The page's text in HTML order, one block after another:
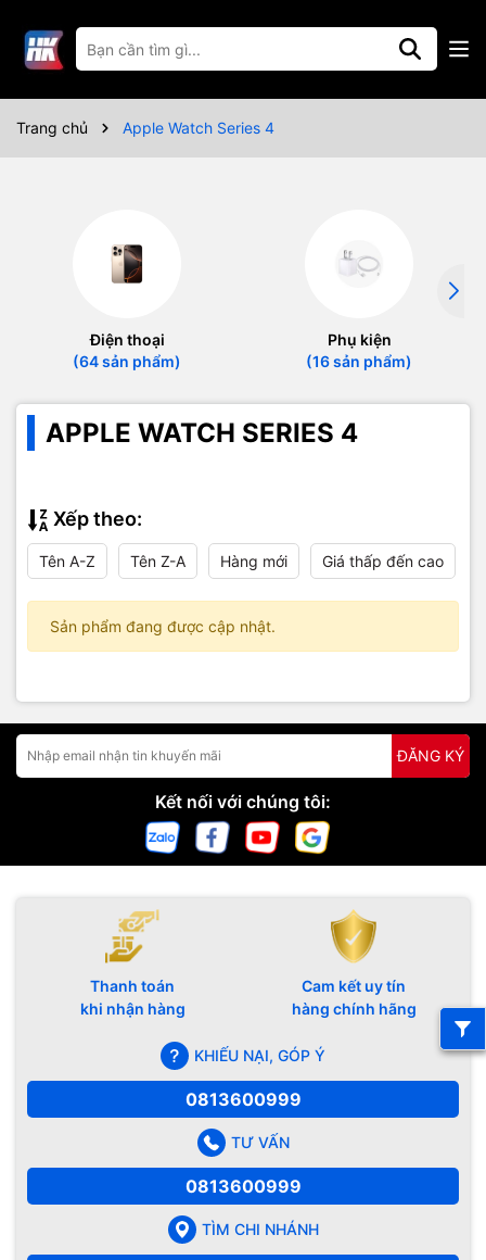
Trang chủ Apple Watch Series 4
Điện thoại
(64 sản phẩm)
Phụ kiện
(16 sản phẩm)
APPLE WATCH SERIES 4
Xếp theo:
Tên A-Z Tên Z-A Hàng mới Giá thấp đến cao
Sản phẩm đang được cập nhật.
ĐĂNG KÝ
Kết nối với chúng tôi:
Thanh toán
khi nhận hàng
Cam kết uy tín
hàng chính hãng
KHIẾU NẠI, GÓP Ý
0813600999
TƯ VẤN
0813600999
TÌM CHI NHÁNH